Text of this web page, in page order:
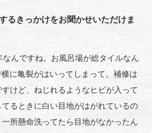
るきっかけをお聞かせいただけま
んですね。お風呂場が総タイルなん
に亀裂がはいってしまって。補修は
けど、ねじれるようなヒビが入って
てるときに白い目地がはがれているの
所懸命洗ってたら目地がなかったん